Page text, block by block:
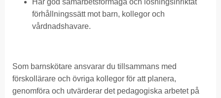
förhållningssätt mot barn, kollegor och
vårdnadshavare.
Som barnskötare ansvarar du tillsammans med
förskollärare och övriga kollegor för att planera,
genomföra och utvärderar det pedagogiska arbetet på